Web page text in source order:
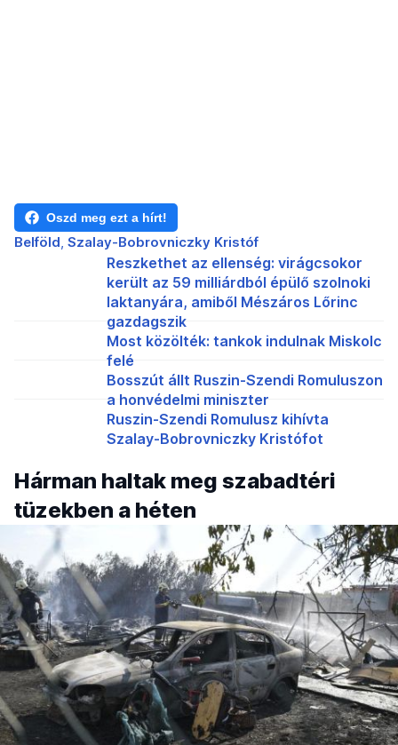
Oszd meg ezt a hírt!
Belföld Szalay-Bobrovniczky Kristóf
Reszkethet az ellenség: virágcsokor
került az 59 milliárdból épülő szolnoki
laktanyára, amiből Mészáros Lőrinc
gazdagszik
Most közölték: tankok indulnak Miskolc
felé
Bosszút állt Ruszin-Szendi Romuluszon
a honvédelmi miniszter
Ruszin-Szendi Romulusz kihívta
Szalay-Bobrovniczky Kristófot
Hárman haltak meg szabadtéri
tüzekben a héten